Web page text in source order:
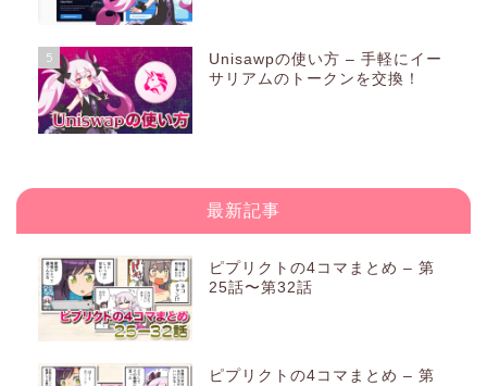
5
Unisawpの使い方 – 手軽にイー
サリアムのトークンを交換！
最新記事
ピプリクトの4コマまとめ – 第
25話〜第32話
ピプリクトの4コマまとめ – 第